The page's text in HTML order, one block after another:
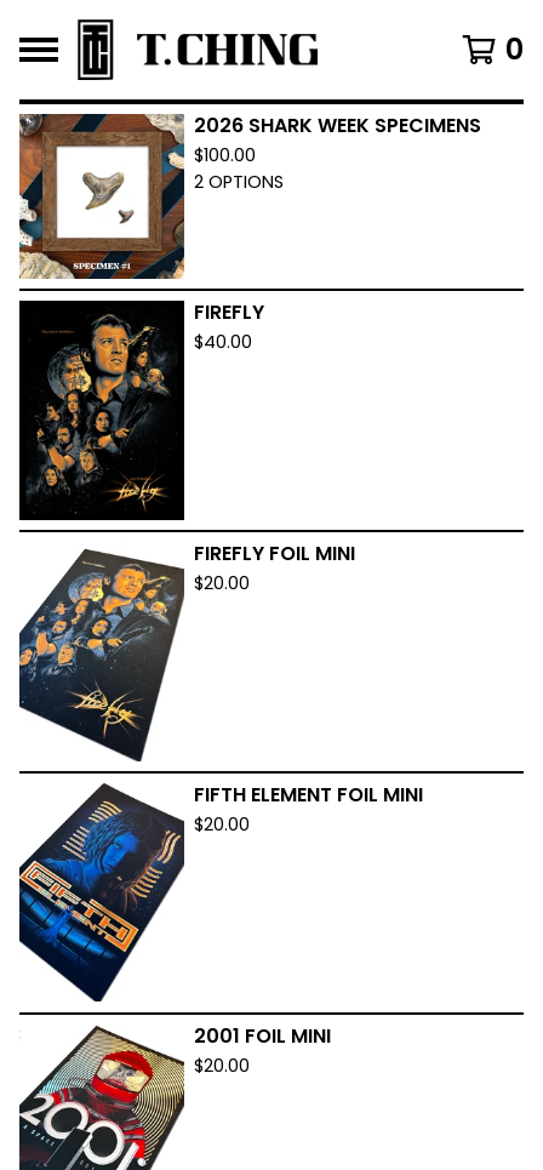
0
E
R
2026 SHARK WEEK SPECIMENS
$100.00
2 OPTIONS
FIREFLY
$40.00
FIREFLY FOIL MINI
$20.00
FIFTH ELEMENT FOIL MINI
$20.00
2001 FOIL MINI
$20.00